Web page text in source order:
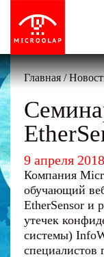
Главная /
9 апреля 2018
Компания
обучающий
EtherSensor и
утечек
системы)